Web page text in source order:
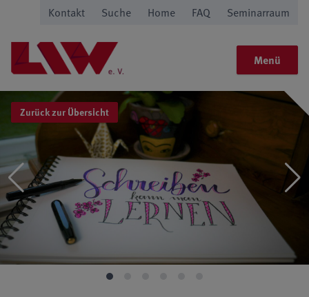
Kontakt Suche Home FAQ Seminarraum
Menü
Zurück zur Übersicht